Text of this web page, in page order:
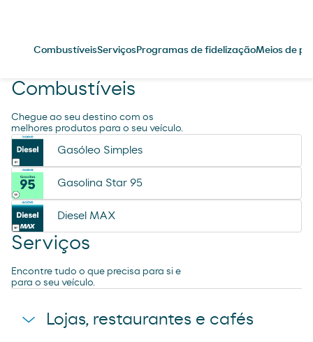
CombustíveisServiços Programas de fidelizaçãoMeios de
Combustíveis
Chegue ao seu destino com os
melhores produtos para o seu veículo.
Gasóleo Simples
Gasolina Star 95
Diesel MAX
Serviços
Encontre tudo o que precisa para si e
para o seu veículo.
Lojas, restaurantes e cafés